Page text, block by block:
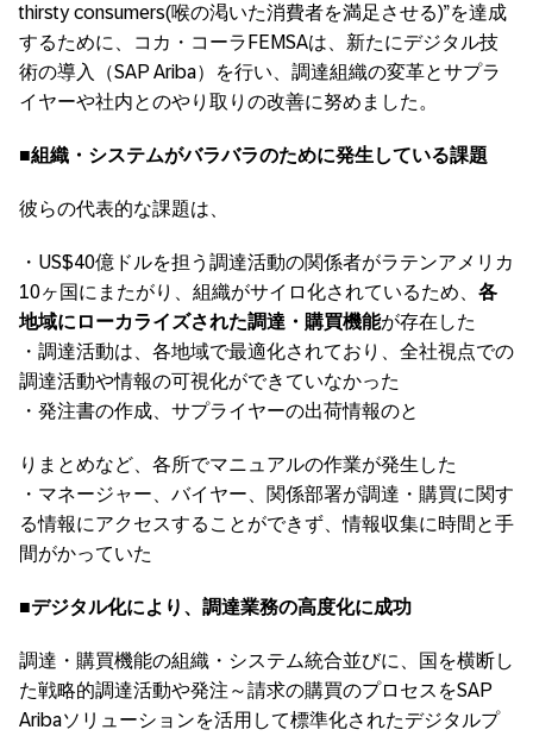
thirsty consumers(喉の渇いた消費者を満足させる)”を達成
するために、コカ・コーラFEMSAは、新たにデジタル技
術の導入（SAP Ariba）を行い、調達組織の変革とサプラ
イヤーや社内とのやり取りの改善に努めました。
■組織・システムがバラバラのために発生している課題
彼らの代表的な課題は、
・US$40億ドルを担う調達活動の関係者がラテンアメリカ
10ヶ国にまたがり、組織がサイロ化されているため、 各
地域にローカライズされた調達・購買機能が存在した
・調達活動は、各地域で最適化されており、全社視点での
調達活動や情報の可視化ができていなかった
・発注書の作成、サプライヤーの出荷情報のと
りまとめなど、各所でマニュアルの作業が発生した
・マネージャー、バイヤー、関係部署が調達・購買に関す
る情報にアクセスすることができず、情報収集に時間と手
間がかっていた
■デジタル化により、調達業務の高度化に成功
調達・購買機能の組織・システム統合並びに、国を横断し
た戦略的調達活動や発注～請求の購買のプロセスをSAP
Aribaソリューションを活用して標準化されたデジタルプ